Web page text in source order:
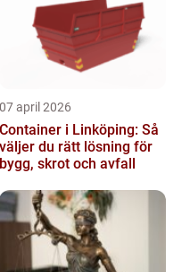
07 april 2026
Container i Linköping: Så
väljer du rätt lösning för
bygg, skrot och avfall